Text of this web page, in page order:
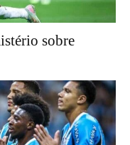
sobre